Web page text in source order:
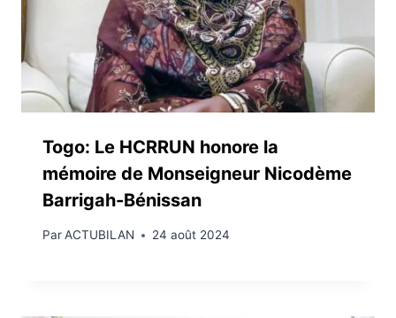
Togo: Le HCRRUN honore la
mémoire de Monseigneur Nicodème
Barrigah-Bénissan
ParACTUBILAN 24 août 2024